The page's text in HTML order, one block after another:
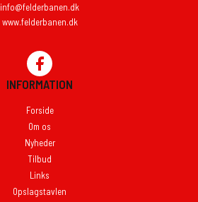
info@felderbanen.dk
www.felderbanen.dk
INFORMATION
Forside
Om os
Nyheder
Tilbud
Links
Opslagstavlen